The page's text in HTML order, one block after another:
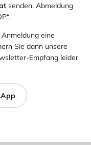
senden. Abmeldung
eine
Sie dann unsere
Empfang leider